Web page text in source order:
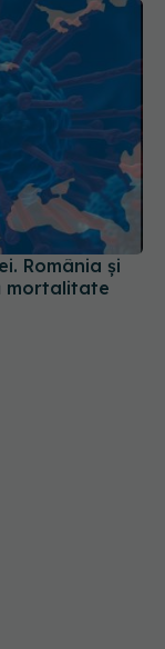
România și
mortalitate